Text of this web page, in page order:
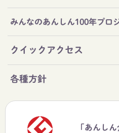
みんなのあんしん100年プロ
クイックアクセス
各種方針
「あんし